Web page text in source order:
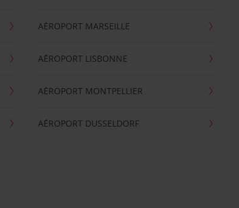
AÉROPORT MARSEILLE
AÉROPORT LISBONNE
AÉROPORT MONTPELLIER
AÉROPORT DUSSELDORF